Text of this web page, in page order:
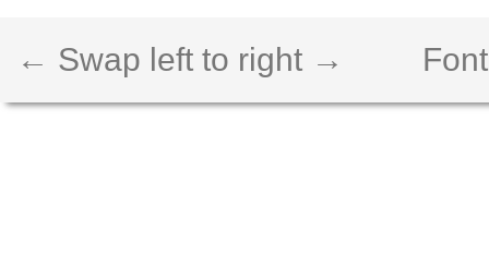
← Swap left to right →